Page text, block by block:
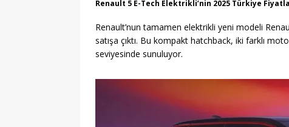
Renault 5 E-Tech Elektrikli’nin 2025 Türkiye
Renault’nun tamamen elektrikli yeni modeli
satışa çıktı. Bu kompakt hatchback, iki farklı
seviyesinde sunuluyor.